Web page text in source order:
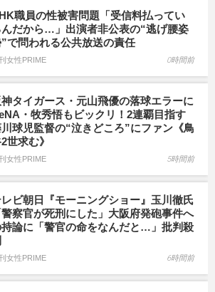
職員の性被害問題「受信料払ってい
んだから…」出演者非公表の“逃げ腰姿
で問われる公共放送の責任
女性PRIME 0時間前
神タイガース・元山飛優の落球エラーに
・牧秀悟もビックリ！2連覇目指す
球児監督の“泣きどころ”にファン《鳥
世求む》
女性PRIME 5時間前
レビ朝日『モーニングショー』玉川徹氏
警察官が死刑にした」大阪府発砲事件へ
論に「警官の命をなんだと…」批判殺
女性PRIME 6時間前